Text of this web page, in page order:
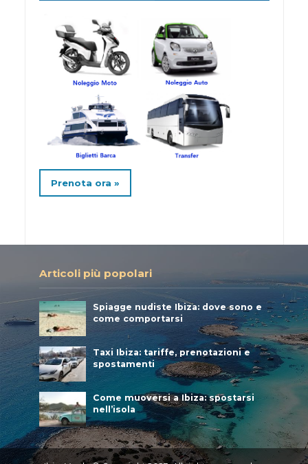
Prenota ora »
Articoli più popolari
Spiagge nudiste Ibiza: dove sono e
come comportarsi
Taxi Ibiza: tariffe, prenotazioni e
spostamenti
Come muoversi a Ibiza: spostarsi
nell’isola